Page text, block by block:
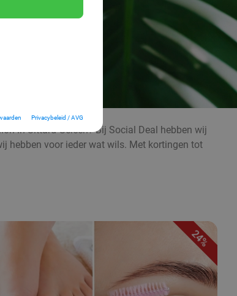
Privacybeleid / AVG
in Sittard-Geleen? Bij Social Deal hebben wij
hebben voor ieder wat wils. Met kortingen tot
24%